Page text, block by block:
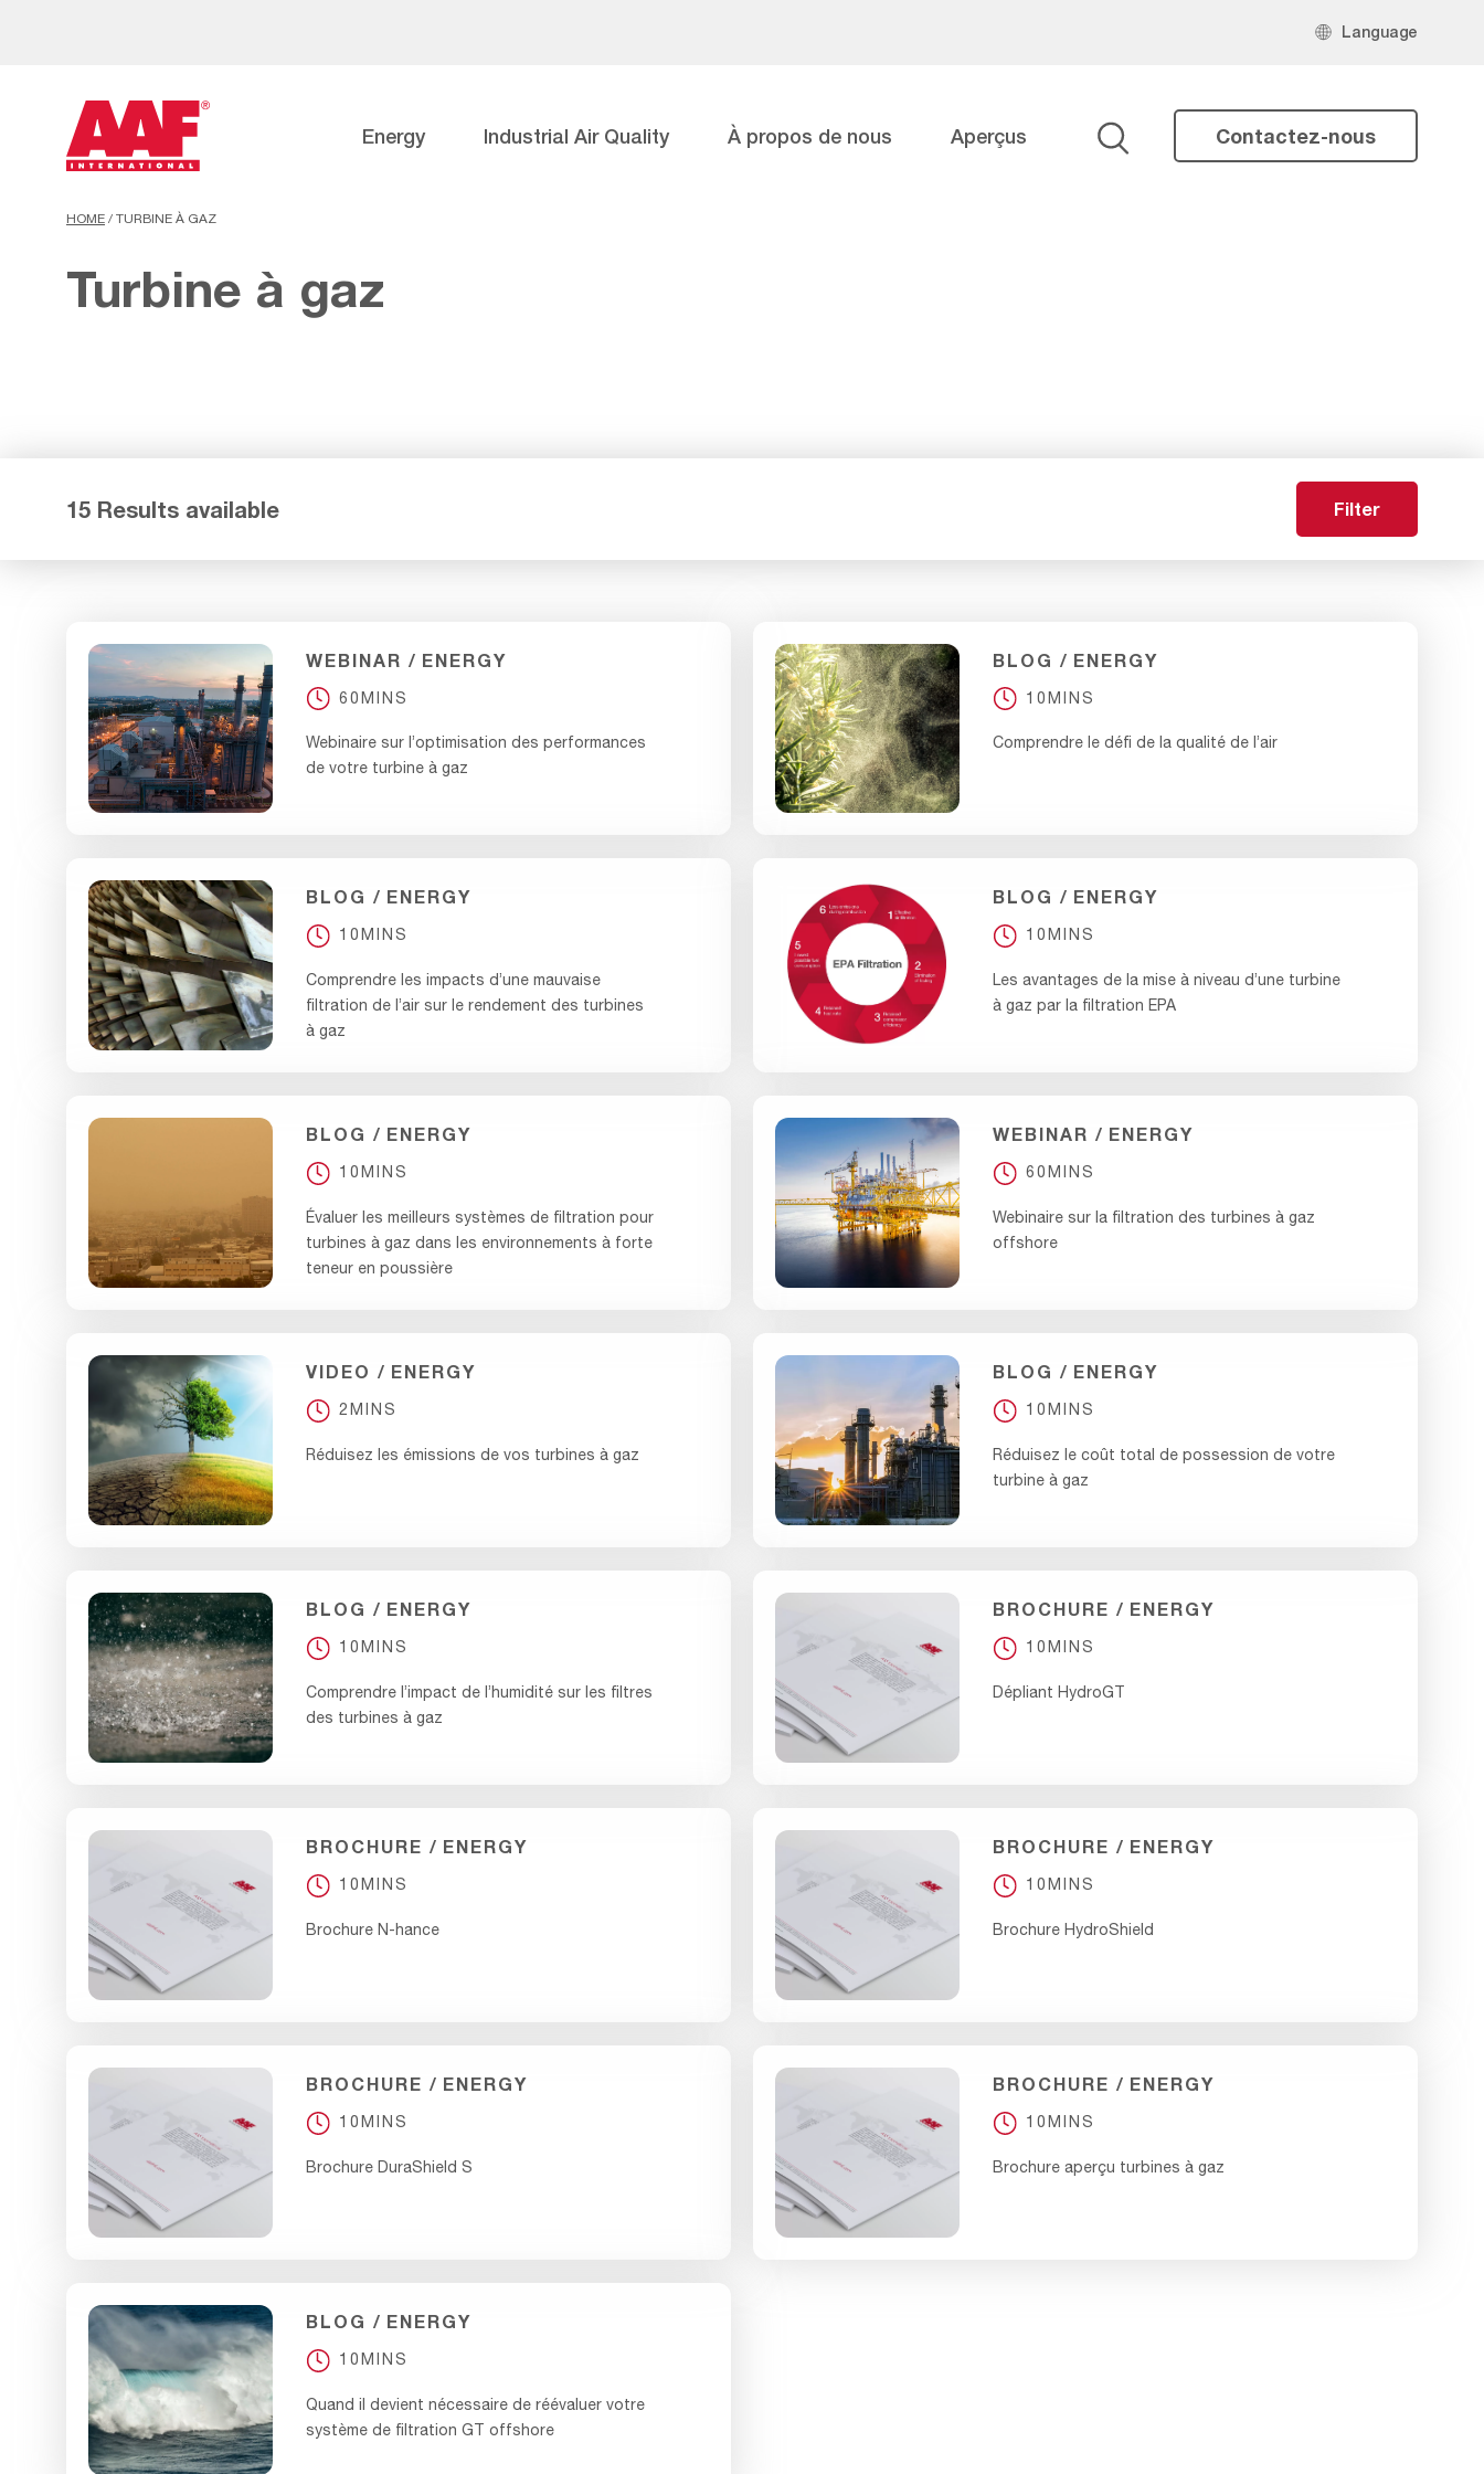
Language
Contactez-nous
Energy Industrial Air Quality À propos de nous Aperçus
HOME / TURBINE À GAZ
Turbine à gaz
15 Results available Filter
WEBINAR ENERGY
60MINS
Webinaire sur l’optimisation des performances
de votre turbine à gaz
BLOG ENERGY
10MINS
Comprendre le défi de la qualité de l’air
BLOG ENERGY
10MINS
Comprendre les impacts d’une mauvaise
filtration de l’air sur le rendement des turbines
à gaz
BLOG ENERGY
10MINS
Les avantages de la mise à niveau d’une turbine
à gaz par la filtration EPA
BLOG ENERGY
10MINS
Évaluer les meilleurs systèmes de filtration pour
turbines à gaz dans les environnements à forte
teneur en poussière
WEBINAR ENERGY
60MINS
Webinaire sur la filtration des turbines à gaz
offshore
VIDEO ENERGY
2MINS
Réduisez les émissions de vos turbines à gaz
BLOG ENERGY
10MINS
Réduisez le coût total de possession de votre
turbine à gaz
BLOG ENERGY
10MINS
Comprendre l’impact de l’humidité sur les filtres
des turbines à gaz
BROCHURE ENERGY
10MINS
Dépliant HydroGT
BROCHURE ENERGY
10MINS
Brochure N-hance
BROCHURE ENERGY
10MINS
Brochure HydroShield
BROCHURE ENERGY
10MINS
Brochure DuraShield S
BROCHURE ENERGY
10MINS
Brochure aperçu turbines à gaz
BLOG ENERGY
10MINS
Quand il devient nécessaire de réévaluer votre
système de filtration GT offshore